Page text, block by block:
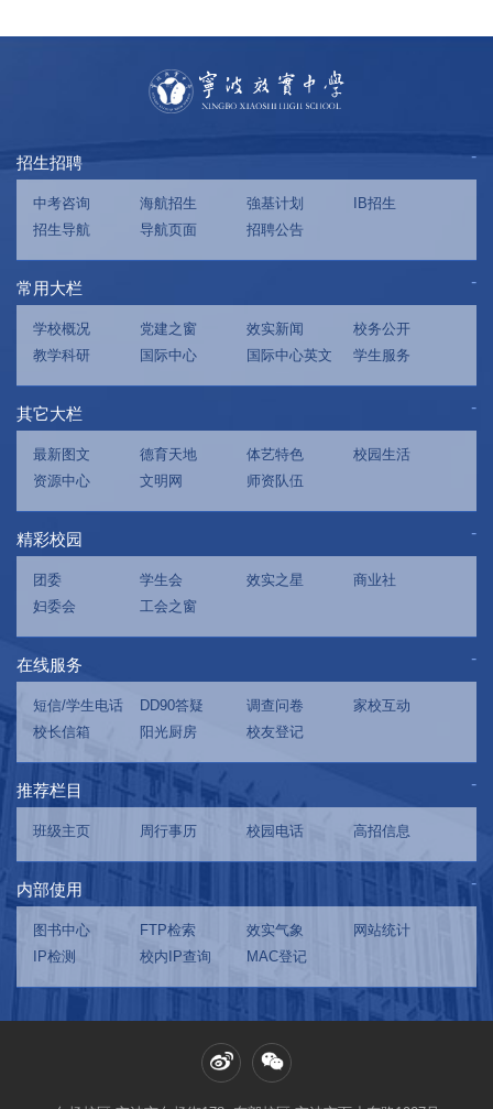
招生招聘
中考咨询 海航招生 強基计划
IB招生
招生导航
导航页面 招聘公告
常用大栏
学校概况 党建之窗 效实新闻
校务公开
教学科研
国际中心 国际中心英文 学生服务
其它大栏
最新图文 德育天地 体艺特色
校园生活
资源中心
文明网 师资队伍
精彩校园
团委 学生会 效实之星
商业社
妇委会
工会之窗
在线服务
短信/学生电话 DD90答疑 调查问卷
家校互动
校长信箱
阳光厨房 校友登记
推荐栏目
班级主页 周行事历 校园电话 高招信息
内部使用
图书中心 FTP检索 效实气象
网站统计
IP检测
校内IP查询 MAC登记